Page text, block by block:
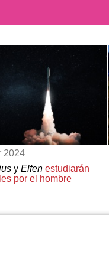
2024
y Elfen estudiarán
por el hombre